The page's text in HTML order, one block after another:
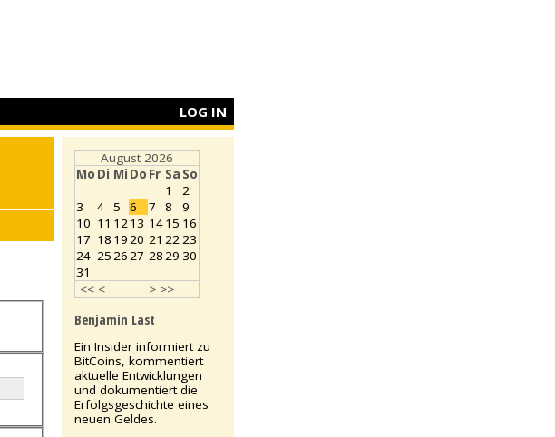
LOG IN
August 2026
Mo Di Mi Do Fr Sa So
<< < > >>
1
2
3
4 5 6 7 8
9
10 11 1213 1415 16
17 18 1920 21 2223
24 252627 2829 30
31
Benjamin Last
Ein Insider informiert zu
BitCoins, kommentiert
aktuelle Entwicklungen
und dokumentiert die
Erfolgsgeschichte eines
neuen Geldes.